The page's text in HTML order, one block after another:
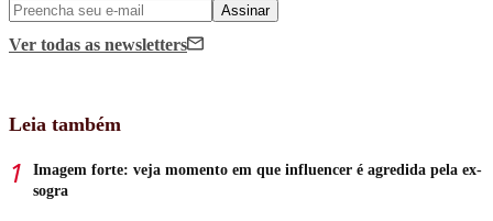
Assinar
Ver todas as newsletters
Leia também
Imagem forte: veja momento em que influencer é agredida pela ex-
sogra